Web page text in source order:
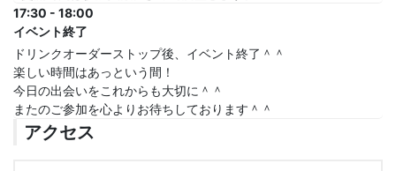
17:30 - 18:00
イベント終了
ドリンクオーダーストップ後、イベント終了＾＾
楽しい時間はあっという間！
今日の出会いをこれからも大切に＾＾
またのご参加を心よりお待ちしております＾＾
アクセス